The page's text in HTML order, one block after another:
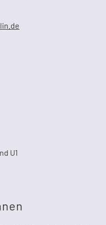
U1